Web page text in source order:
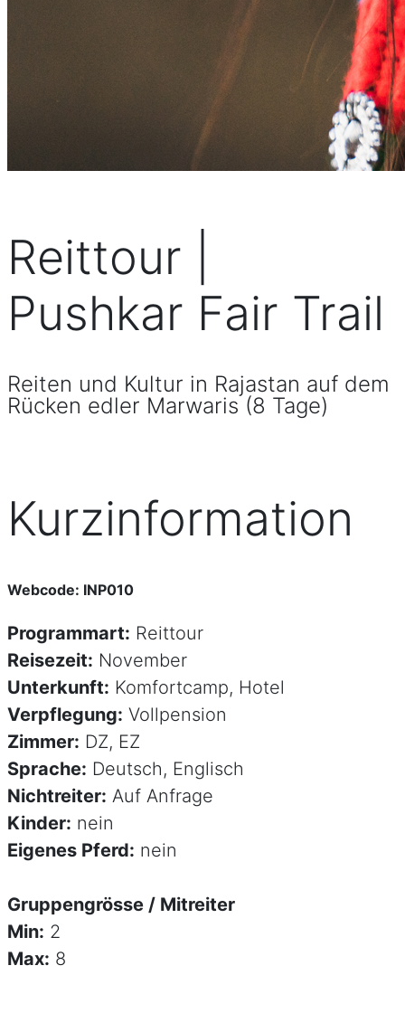
Reittour |
Pushkar Fair Trail
Reiten und Kultur in Rajastan auf dem
Rücken edler Marwaris (8 Tage)
Kurzinformation
Webcode: INP010
Programmart: Reittour
Reisezeit: November
Unterkunft: Komfortcamp, Hotel
Verpflegung: Vollpension
Zimmer: DZ, EZ
Sprache: Deutsch, Englisch
Nichtreiter: Auf Anfrage
Kinder: nein
Eigenes Pferd: nein
Gruppengrösse / Mitreiter
Min: 2
Max: 8